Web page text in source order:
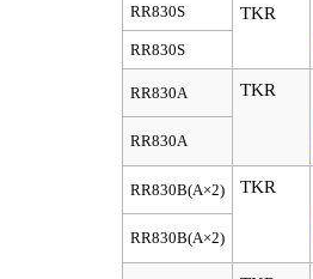
RR830S TKR
RR830S
RR830A TKR
RR830A
RR830B(A×2) TKR
RR830B(A×2)